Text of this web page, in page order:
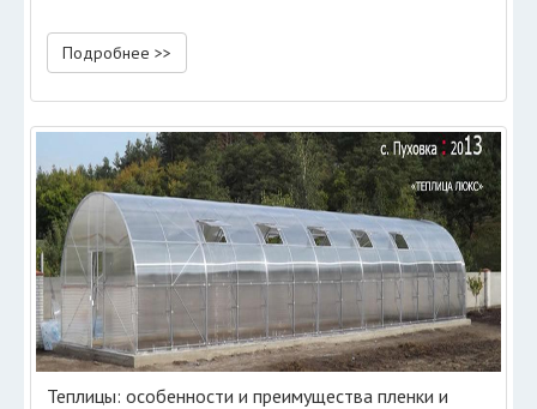
Подробнее >>
Теплицы: особенности и преимущества пленки и